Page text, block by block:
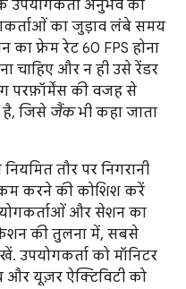
उपयोगकर्ता अनुभव को
का जुड़ाव लंबे समय
फ़्रेम रेट 60 FPS होना
चाहिए और न ही उसे रेंडर
परफ़ॉर्मेंस की वजह से
है, जिसे जैंकभी कहा जाता
तौर पर निगरानी
कम करने की कोशिश करें
और सेशन का
की तुलना में, सबसे
उपयोगकर्ता को मॉनिटर
यूज़र ऐक्टिविटी को